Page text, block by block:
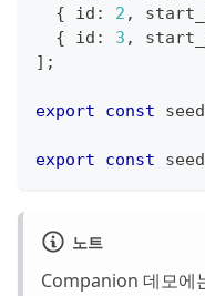
{ id : 2 ,
{ id : 3 ,
] ;
export const
export const
노트
Companion 데모에